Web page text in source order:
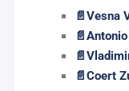
📄Vesna
📄
📄
📄Coert